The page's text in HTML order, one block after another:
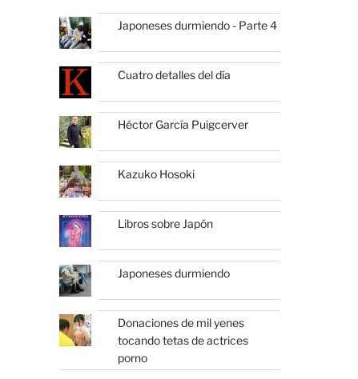
Japoneses durmiendo - Parte 4
Cuatro detalles del día
Héctor García Puigcerver
Kazuko Hosoki
Libros sobre Japón
Japoneses durmiendo
Donaciones de mil yenes
tocando tetas de actrices
porno